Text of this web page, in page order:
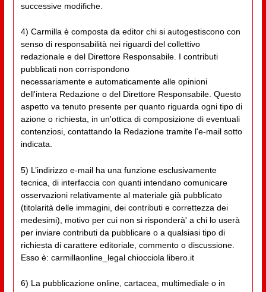
successive modifiche.
4) Carmilla è composta da editor chi si autogestiscono con
senso di responsabilità nei riguardi del collettivo
redazionale e del Direttore Responsabile. I contributi
pubblicati non corrispondono
necessariamente e automaticamente alle opinioni
dell'intera Redazione o del Direttore Responsabile. Questo
aspetto va tenuto presente per quanto riguarda ogni tipo di
azione o richiesta, in un'ottica di composizione di eventuali
contenziosi, contattando la Redazione tramite l'e-mail sotto
indicata.
5) L’indirizzo e-mail ha una funzione esclusivamente
tecnica, di interfaccia con quanti intendano comunicare
osservazioni relativamente al materiale già pubblicato
(titolarità delle immagini, dei contributi e correttezza dei
medesimi), motivo per cui non si risponderà' a chi lo userà
per inviare contributi da pubblicare o a qualsiasi tipo di
richiesta di carattere editoriale, commento o discussione.
Esso è: carmillaonline_legal chiocciola libero.it
6) La pubblicazione online, cartacea, multimediale o in